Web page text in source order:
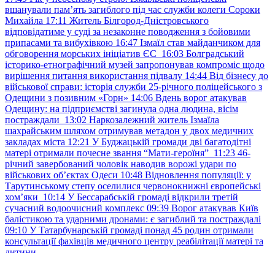
вшанували пам’ять загиблого під час служби колеги Сороки
Михайла 17:11 Житель Білгород-Дністровського
відповідатиме у суді за незаконне поводження з бойовими
припасами та вибухівкою 16:47 Ізмаїл став майданчиком для
обговорення морських ініціатив ЄС 16:03 Болградський
історико-етнографічний музей запропонував компроміс щодо
вирішення питання використання підвалу 14:44 Від бізнесу до
військової справи: історія служби 25-річного поліцейського з
Одещини з позивним «Горн» 14:06 Вдень ворог атакував
Одещину: на підприємстві загинула одна людина, вісім
постраждали 13:02 Наркозалежний житель Ізмаїла
шахрайським шляхом отримував метадон у двох медичних
закладах міста 12:21 У Буджацькій громади дві багатодітні
матері отримали почесне звання “Мати-героїня” 11:23 46-
річний завербований чоловік наводив ворожі удари по
військових обʼєктах Одеси 10:48 Відновлення популяції: у
Тарутинському степу оселилися червонокнижні європейські
хом’яки 10:14 У Бессарабській громаді відкрили третій
сучасний водоочисний комплекс 09:39 Ворог атакував Київ
балістикою та ударними дронами: є загиблий та постраждалі
09:10 У Татарбунарській громаді понад 45 родин отримали
консультації фахівців медичного центру реабілітації матері та